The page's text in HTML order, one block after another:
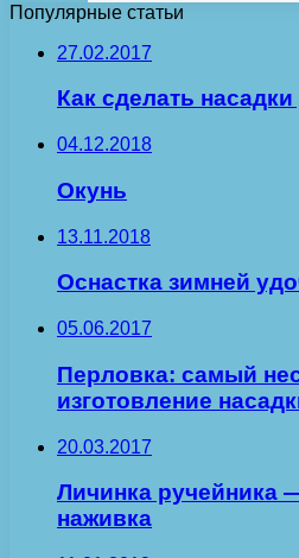
Популярные статьи
27.02.2017
Как сделать
04.12.2018
Окунь
13.11.2018
Оснастка зимней
05.06.2017
Перловка: самый
изготовление
20.03.2017
Личинка ручейника
наживка